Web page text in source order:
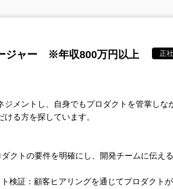
ジャー ※年収800万円以上
正
ジメントし、自身でもプロダクトを管掌し
る方を探しています。
クトの要件を明確にし、開発チームに伝え
検証：顧客ヒアリングを通じてプロダクト